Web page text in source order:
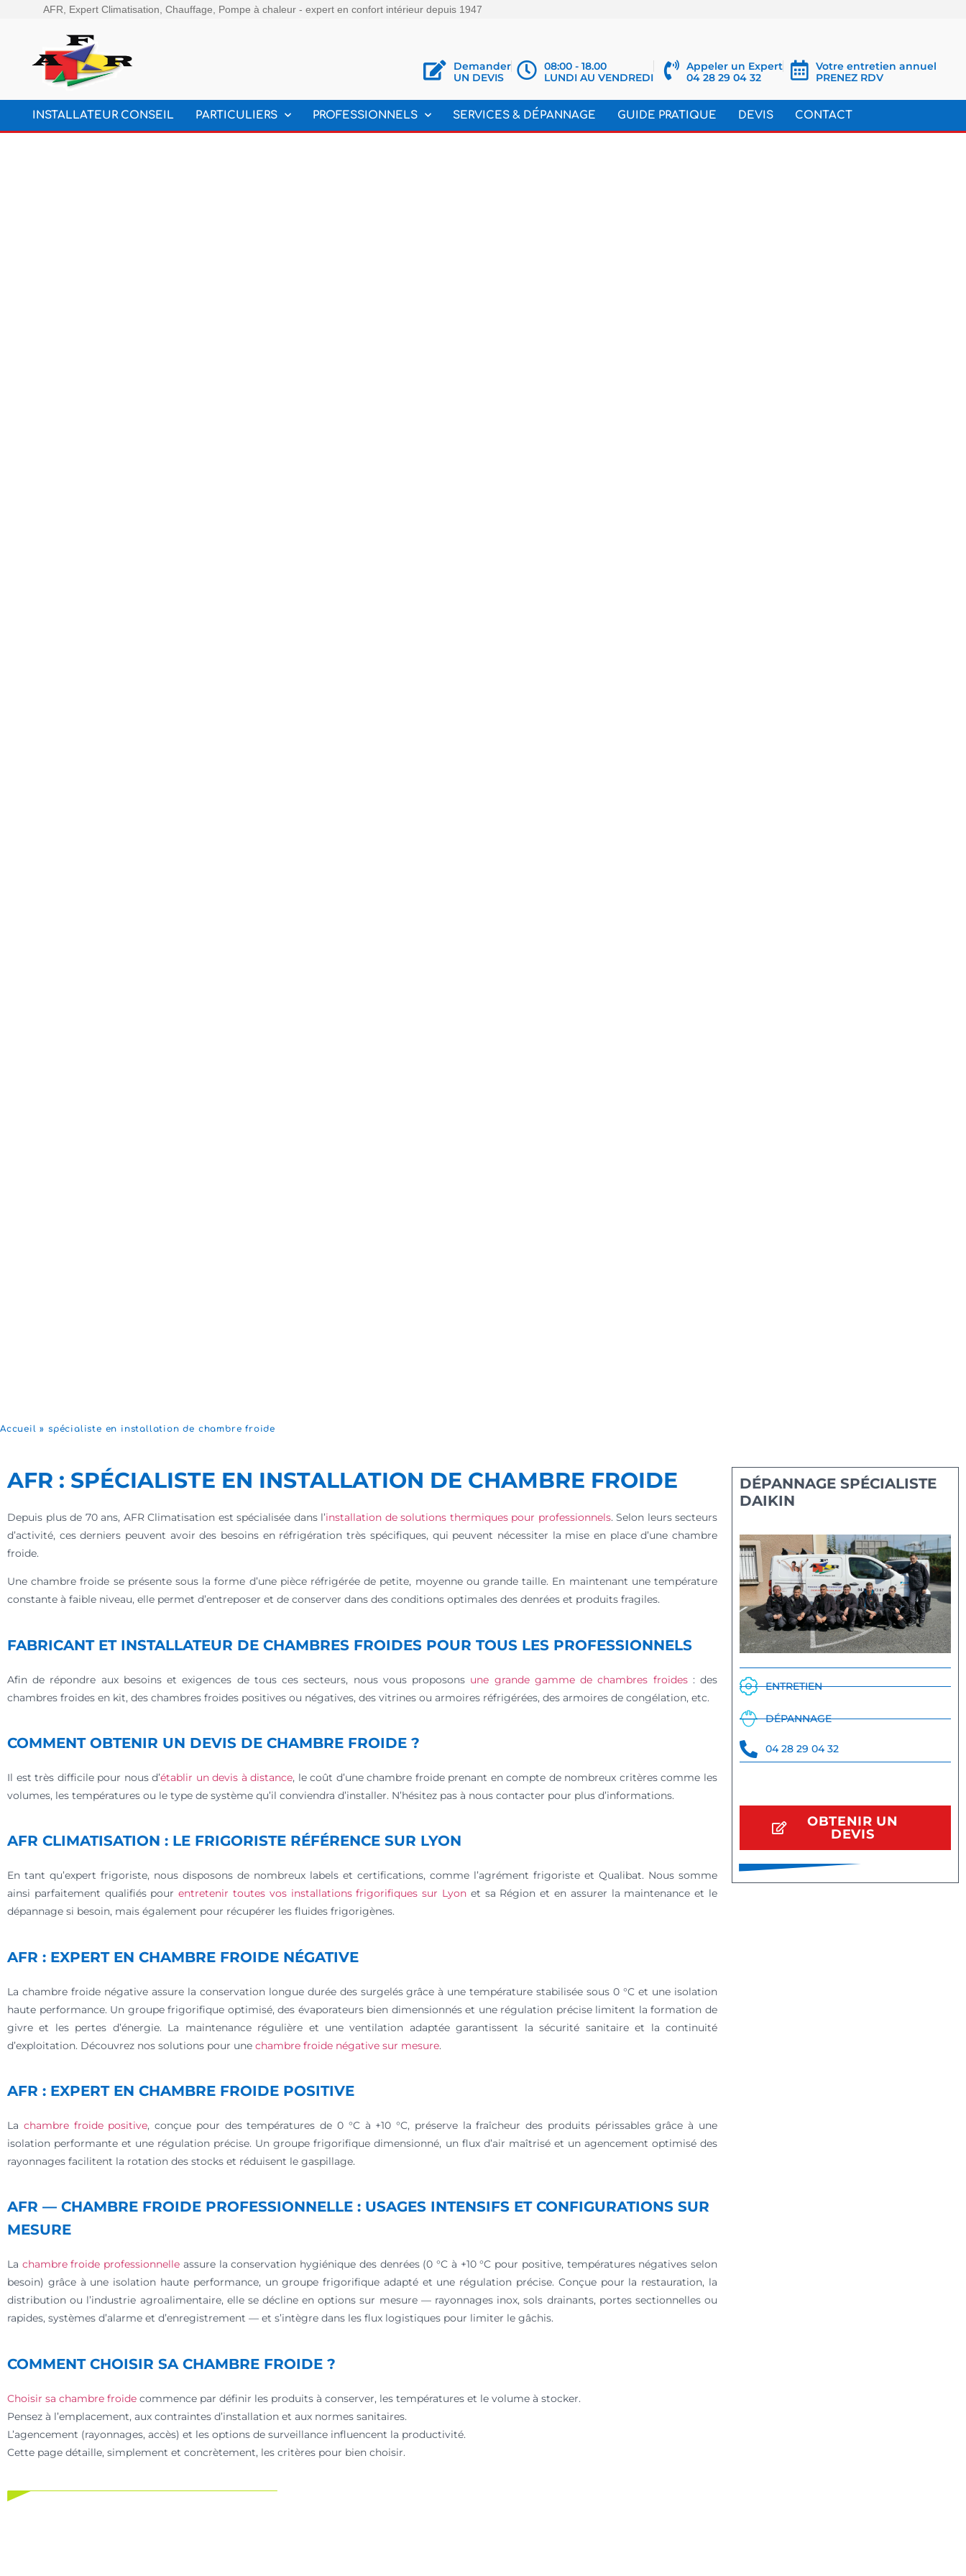
AFR, Expert Climatisation, Chauffage, Pompe à chaleur - expert en confort intérieur depuis 1947
Demander
UN DEVIS
08:00 - 18.00
LUNDI AU VENDREDI
Appeler un Expert
04 28 29 04 32
Votre entretien annuel
PRENEZ RDV
INSTALLATEUR CONSEIL PARTICULIERS PROFESSIONNELS SERVICES & DÉPANNAGE GUIDE PRATIQUE DEVIS CONTACT
Accueil »spécialiste en installation de chambre froide
AFR : SPÉCIALISTE EN INSTALLATION DE CHAMBRE FROIDE
Depuis plus de 70 ans, AFR Climatisation est spécialisée dans l’installation de solutions thermiques pour professionnels. Selon leurs secteurs
d’activité, ces derniers peuvent avoir des besoins en réfrigération très spécifiques, qui peuvent nécessiter la mise en place d’une chambre
froide.
Une chambre froide se présente sous la forme d’une pièce réfrigérée de petite, moyenne ou grande taille. En maintenant une température
constante à faible niveau, elle permet d’entreposer et de conserver dans des conditions optimales des denrées et produits fragiles.
FABRICANT ET INSTALLATEUR DE CHAMBRES FROIDES POUR TOUS LES PROFESSIONNELS
Afin de répondre aux besoins et exigences de tous ces secteurs, nous vous proposons une grande gamme de chambres froides: des
chambres froides en kit, des chambres froides positives ou négatives, des vitrines ou armoires réfrigérées, des armoires de congélation, etc.
COMMENT OBTENIR UN DEVIS DE CHAMBRE FROIDE ?
Il est très difficile pour nous d’établir un devis à distance, le coût d’une chambre froide prenant en compte de nombreux critères comme les
volumes, les températures ou le type de système qu’il conviendra d’installer. N’hésitez pas à nous contacter pour plus d’informations.
AFR CLIMATISATION : LE FRIGORISTE RÉFÉRENCE SUR LYON
En tant qu’expert frigoriste, nous disposons de nombreux labels et certifications, comme l’agrément frigoriste et Qualibat. Nous somme
ainsi parfaitement qualifiés pourentretenir toutes vos installations frigorifiques sur Lyon et sa Région et en assurer la maintenance et le
dépannage si besoin, mais également pour récupérer les fluides frigorigènes.
AFR : EXPERT EN CHAMBRE FROIDE NÉGATIVE
La chambre froide négative assure la conservation longue durée des surgelés grâce à une température stabilisée sous 0 °C et une isolation
haute performance. Un groupe frigorifique optimisé, des évaporateurs bien dimensionnés et une régulation précise limitent la formation de
givre et les pertes d’énergie. La maintenance régulière et une ventilation adaptée garantissent la sécurité sanitaire et la continuité
d’exploitation. Découvrez nos solutions pour une chambre froide négative sur mesure.
AFR : EXPERT EN CHAMBRE FROIDE POSITIVE
La chambre froide positive, conçue pour des températures de 0 °C à +10 °C, préserve la fraîcheur des produits périssables grâce à une
isolation performante et une régulation précise. Un groupe frigorifique dimensionné, un flux d’air maîtrisé et un agencement optimisé des
rayonnages facilitent la rotation des stocks et réduisent le gaspillage.
AFR — CHAMBRE FROIDE PROFESSIONNELLE : USAGES INTENSIFS ET CONFIGURATIONS SUR
MESURE
La chambre froide professionnelle assure la conservation hygiénique des denrées (0 °C à +10 °C pour positive, températures négatives selon
besoin) grâce à une isolation haute performance, un groupe frigorifique adapté et une régulation précise. Conçue pour la restauration, la
distribution ou l’industrie agroalimentaire, elle se décline en options sur mesure — rayonnages inox, sols drainants, portes sectionnelles ou
rapides, systèmes d’alarme et d’enregistrement — et s’intègre dans les flux logistiques pour limiter le gâchis.
COMMENT CHOISIR SA CHAMBRE FROIDE ?
Choisir sa chambre froide commence par définir les produits à conserver, les températures et le volume à stocker.
Pensez à l’emplacement, aux contraintes d’installation et aux normes sanitaires.
L’agencement (rayonnages, accès) et les options de surveillance influencent la productivité.
Cette page détaille, simplement et concrètement, les critères pour bien choisir.
DÉPANNAGE SPÉCIALISTE
DAIKIN
ENTRETIEN
DÉPANNAGE
04 28 29 04 32
OBTENIR UN
DEVIS